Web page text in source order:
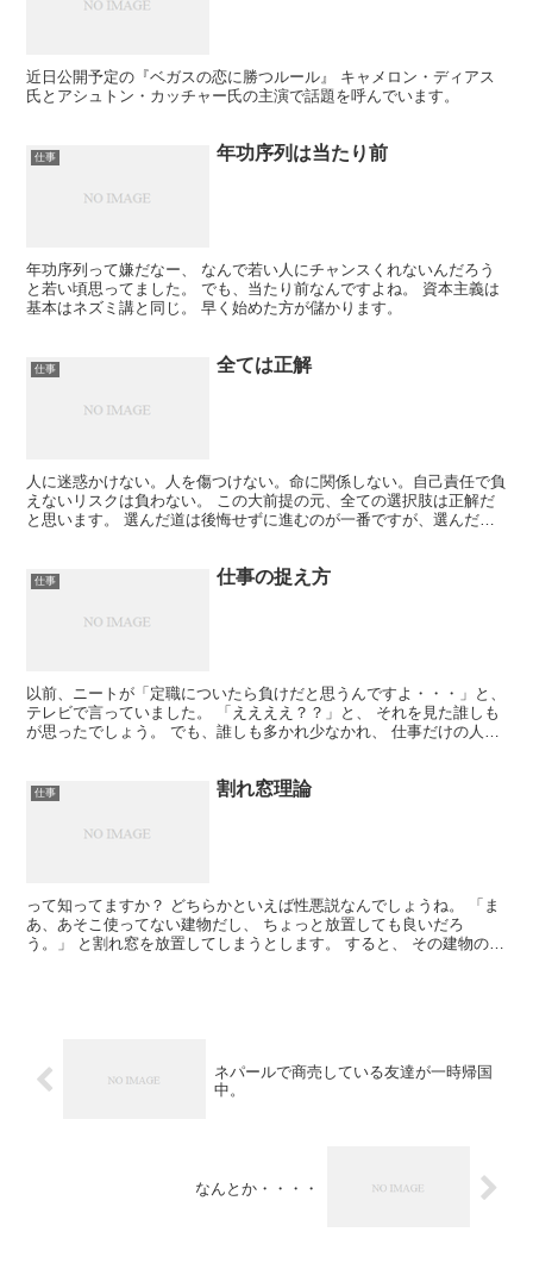
近日公開予定の『ベガスの恋に勝つルール』 キャメロン・ディアス
氏とアシュトン・カッチャー氏の主演で話題を呼んでいます。
仕事 年功序列は当たり前
年功序列って嫌だなー、 なんで若い人にチャンスくれないんだろう
と若い頃思ってました。 でも、当たり前なんですよね。 資本主義は
基本はネズミ講と同じ。 早く始めた方が儲かります。
仕事 全ては正解
人に迷惑かけない。人を傷つけない。命に関係しない。自己責任で負
えないリスクは負わない。 この大前提の元、全ての選択肢は正解だ
と思います。 選んだ道は後悔せずに進むのが一番ですが、選んだ道
仕事 仕事の捉え方
以前、ニートが「定職についたら負けだと思うんですよ・・・」と、
テレビで言っていました。 「ええええ？？」と、 それを見た誰しも
が思ったでしょう。 でも、誰しも多かれ少なかれ、 仕事だけの人生
仕事 割れ窓理論
って知ってますか？ どちらかといえば性悪説なんでしょうね。 「ま
あ、あそこ使ってない建物だし、 ちょっと放置しても良いだろ
う。」 と割れ窓を放置してしまうとします。 すると、 その建物の他
ネパールで商売している友達が一時帰国
中。
なんとか・・・・